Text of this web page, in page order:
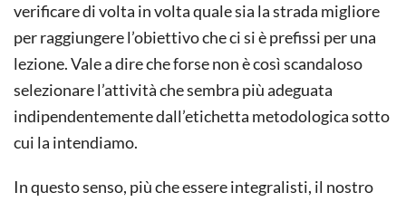
verificare di volta in volta quale sia la strada migliore
per raggiungere l’obiettivo che ci si è prefissi per una
lezione. Vale a dire che forse non è così scandaloso
selezionare l’attività che sembra più adeguata
indipendentemente dall’etichetta metodologica sotto
cui la intendiamo.
In questo senso, più che essere integralisti, il nostro